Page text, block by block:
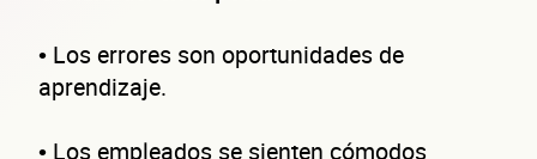
• Los errores son oportunidades de
aprendizaje.
• Los empleados se sienten cómodos